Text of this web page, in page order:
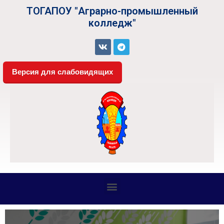
ТОГАПОУ "Аграрно-промышленный
колледж"
Версия для слабовидящих
Платные